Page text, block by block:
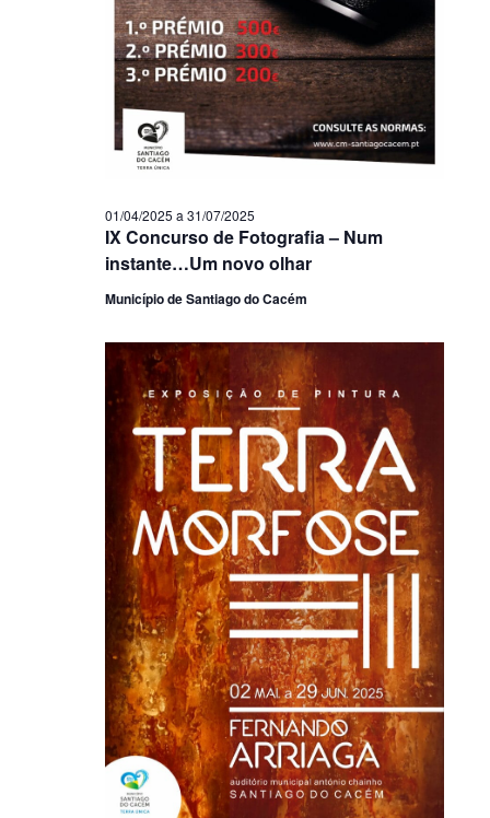
IX Concurso de Fotografia – Num
instante…Um novo olhar
01/04/2025 a 31/07/2025
Município de Santiago do Cacém